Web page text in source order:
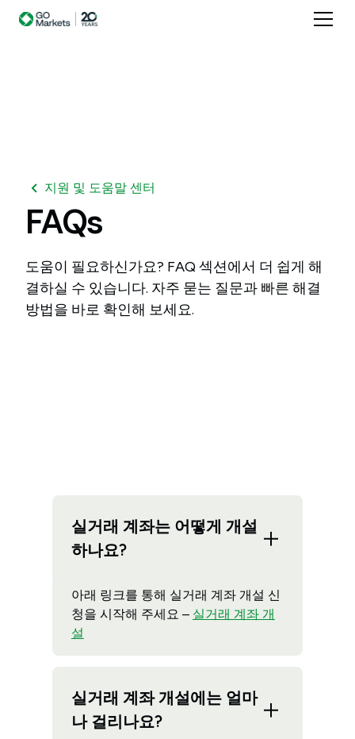
지원 및 도움말 센터
FAQs
도움이 필요하신가요? FAQ 섹션에서 더 쉽게 해
결하실 수 있습니다. 자주 묻는 질문과 빠른 해결
방법을 바로 확인해 보세요.
실거래 계좌는 어떻게 개설
하나요?
아래 링크를 통해 실거래 계좌 개설 신
청을 시작해 주세요 – 실거래 계좌 개
설
실거래 계좌 개설에는 얼마
나 걸리나요?